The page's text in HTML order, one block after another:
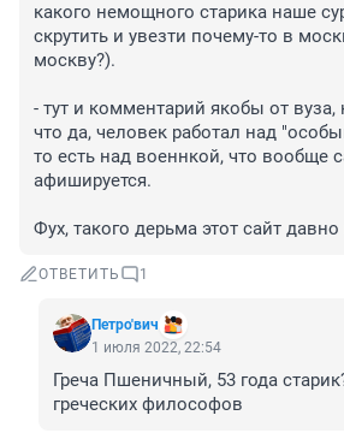
какого немощного старика наше
скрутить и увезти почему-то в
москву?).
- тут и комментарий якобы от
что да, человек работал над
то есть над военнкой, что вообще
афишируется.
Фух, такого дерьма этот сайт
ОТВЕТИТЬ 1
Петро'вич
1 июля 2022, 22:54
Греча Пшеничный, 53 года
греческих философов